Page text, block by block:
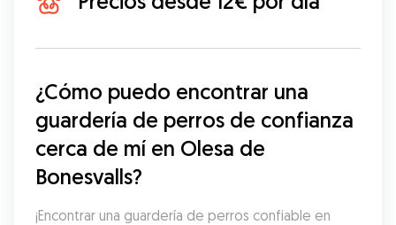
¿Cómo puedo encontrar una
guardería de perros de confianza
cerca de mí en Olesa de
Bonesvalls?
¡Encontrar una guardería de perros confiable en